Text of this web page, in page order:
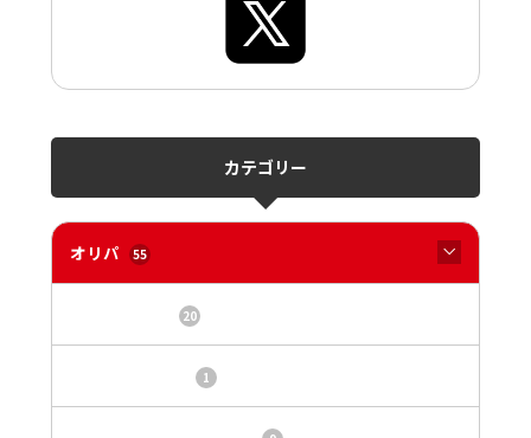
カテゴリー
オリパ 55
20
1